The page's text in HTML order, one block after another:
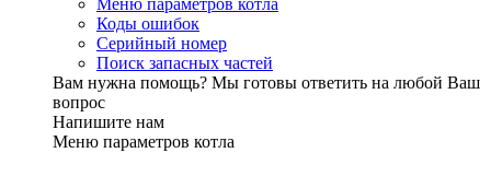
Меню параметров котла
Коды ошибок
Серийный номер
Поиск запасных частей
Вам нужна помощь? Мы готовы ответить на любой Ваш
вопрос
Напишите нам
Меню параметров котла